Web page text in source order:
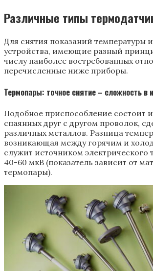
Различные типы
Для снятия показаний температуры
устройства, имеющие разный
числу наиболее востребованных
перечисленные ниже приборы.
Термопары: точное снятие – сложность в
Подобное приспособление состоит
спаянных друг с другом проволок,
различных металлов. Разница
возникающая между горячим и
служит источником электрического
40-60 мкВ (показатель зависит от
термопары).